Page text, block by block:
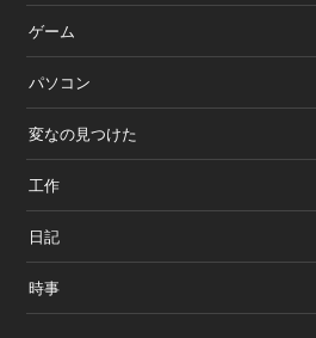
ゲーム
パソコン
変なの見つけた
工作
日記
時事